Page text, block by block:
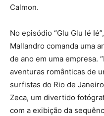
Calmon.
No episódio “Glu Glu Ié
Mallandro comanda uma
de ano em uma empresa.
aventuras românticas de
surfistas do Rio de
Zeca, um divertido
com a exibição da